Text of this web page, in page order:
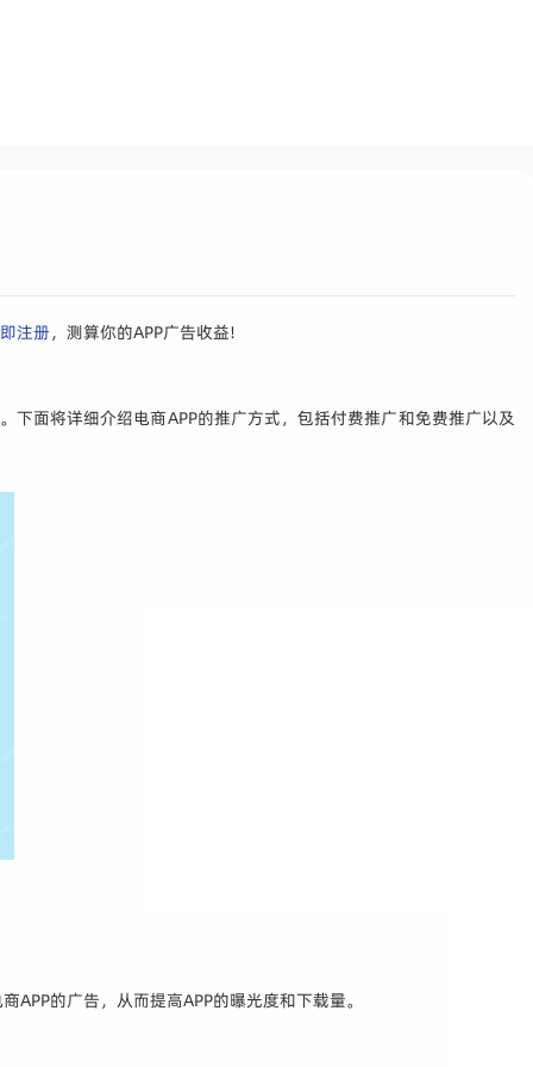
注册，测算你的APP广告收益!
面将详细介绍电商APP的推广方式，包括付费推广和免费推广以及
的广告，从而提高APP的曝光度和下载量。